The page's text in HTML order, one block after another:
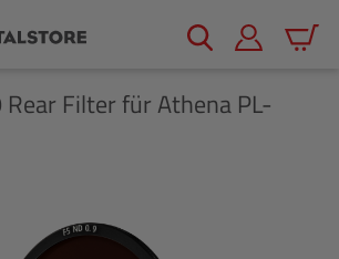
Rear Filter für Athena PL-